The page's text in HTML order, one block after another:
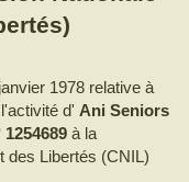
1978 relative à
d' Ani Seniors
à la
des Libertés (CNIL)